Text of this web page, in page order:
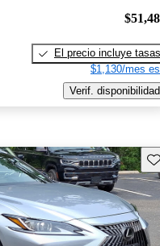
El precio incluye tasas
$1,130/mes
Verif. disponibilidad